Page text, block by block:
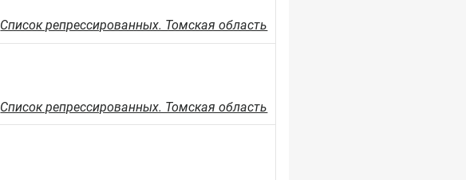
Список репрессированных. Томская область
Список репрессированных. Томская область